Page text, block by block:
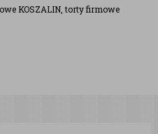
KOSZALIN, torty firmowe